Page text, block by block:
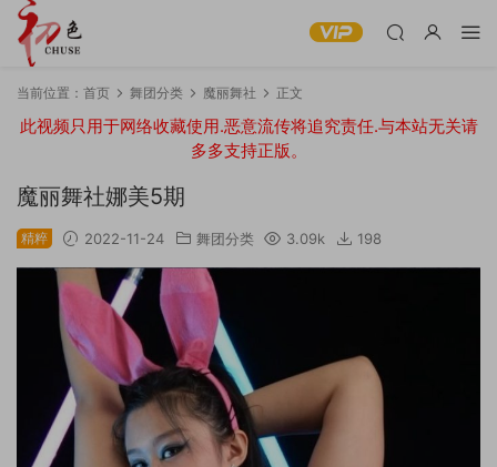
当前位置： 首页 舞团分类 魔丽舞社 正文
此视频只用于网络收藏使用.恶意流传将追究责任.与本站无关请
多多支持正版。
魔丽舞社娜美5期
精粹 2022-11-24 舞团分类 3.09k 198